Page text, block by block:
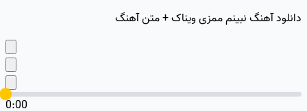
دانلود آهنگ نبینم ممزی ویناک + متن آهنگ
0:00